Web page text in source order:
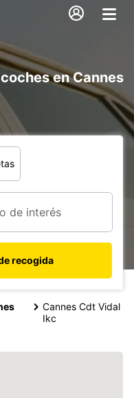
en Cannes
recogida
Cannes Cdt Vidal
Ikc